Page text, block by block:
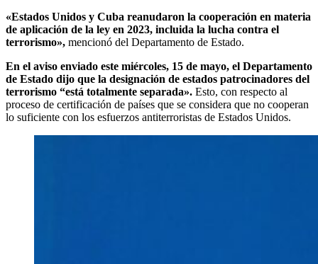
«Estados Unidos y Cuba reanudaron la cooperación en materia
de aplicación de la ley en 2023, incluida la lucha contra el
terrorismo», mencionó del Departamento de Estado.
En el aviso enviado este miércoles, 15 de mayo, el Departamento
de Estado dijo que la designación de estados patrocinadores del
terrorismo “está totalmente separada». Esto, con respecto al
proceso de certificación de países que se considera que no cooperan
lo suficiente con los esfuerzos antiterroristas de Estados Unidos.